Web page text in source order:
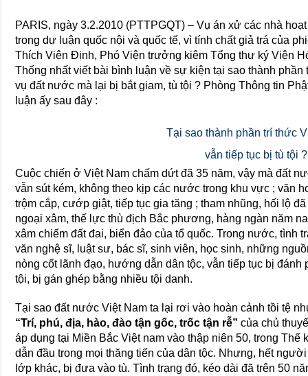
PARIS, ngày 3.2.2010 (PTTPGQT) – Vụ án xử các nhà
trong dư luận quốc nội và quốc tế, vì tính chất giả trá của
Thích Viên Định, Phó Viện trưởng kiêm Tổng thư ký Viện
Thống nhất viết bài bình luận về sự kiện tại sao thành
vụ đất nước mà lại bị bắt giam, tù tội ? Phòng Thông tin
luận ấy sau đây :
Tại sao thành phần trí thức
vẫn tiếp tục bị tù tội ?
Cuộc chiến ở Việt Nam chấm dứt đã 35 năm, vậy mà đất
vẫn sút kém, không theo kịp các nước trong khu vực ; văn
trộm cắp, cướp giật, tiếp tục gia tăng ; tham nhũng, hối lộ
ngoại xâm, thế lực thù địch Bắc phương, hàng ngàn năm
xâm chiếm đất đai, biển đảo của tổ quốc. Trong nước, tình
văn nghệ sĩ, luật sư, bác sĩ, sinh viên, học sinh, những
nòng cốt lãnh đạo, hướng dẫn dân tộc, vẫn tiếp tục bị đánh
tội, bị gán ghép bằng nhiều tội danh.
Tại sao đất nước Việt Nam ta lại rơi vào hoàn cảnh tồi tệ
“Trí, phú, địa, hào, đào tận gốc, trốc tận rễ” của chủ
áp dụng tại Miền Bắc Việt nam vào thập niên 50, trong
dẫn đầu trong mọi thăng tiến của dân tộc. Nhưng, hết
lớp khác, bị đưa vào tù. Tình trạng đó, kéo dài đã trên 50